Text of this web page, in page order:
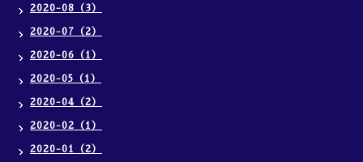
2020-08（3）
2020-07（2）
2020-06（1）
2020-05（1）
2020-04（2）
2020-02（1）
2020-01（2）